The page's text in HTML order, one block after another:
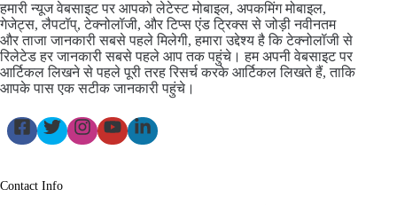
हमारी न्यूज वेबसाइट पर आपको लेटेस्ट मोबाइल, अपकमिंग मोबाइल,
गेजेट्स, लैपटॉप्, टेक्नोलॉजी, और टिप्स एंड ट्रिक्स से जोड़ी नवीनतम
और ताजा जानकारी सबसे पहले मिलेगी, हमारा उद्देश्य है कि टेक्नोलॉजी से
रिलेटेड हर जानकारी सबसे पहले आप तक पहुंचे। हम अपनी वेबसाइट पर
आर्टिकल लिखने से पहले पूरी तरह रिसर्च करके आर्टिकल लिखते हैं, ताकि
आपके पास एक सटीक जानकारी पहुंचे।
Contact Info